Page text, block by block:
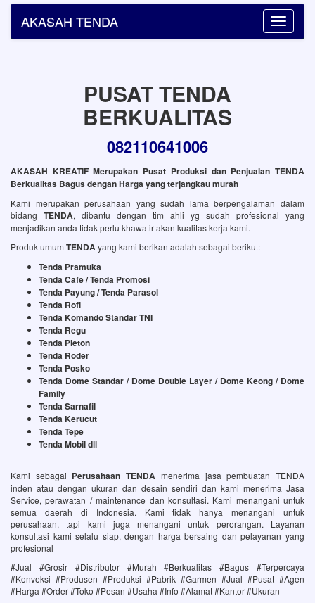
Toggle
AKASAH TENDA
PUSAT TENDA
BERKUALITAS
082110641006
AKASAH KREATIF Merupakan Pusat Produksi dan Penjualan TENDA
Berkualitas Bagus dengan Harga yang terjangkau murah
Kami merupakan perusahaan yang sudah lama berpengalaman dalam
bidang TENDA, dibantu dengan tim ahli yg sudah profesional yang
menjadikan anda tidak perlu khawatir akan kualitas kerja kami.
Produk umum TENDAyang kami berikan adalah sebagai berikut:
Tenda Pramuka
Tenda Cafe / Tenda Promosi
Tenda Payung / Tenda Parasol
Tenda Rofi
Tenda Komando Standar TNI
Tenda Regu
Tenda Pleton
Tenda Roder
Tenda Posko
Tenda Dome Standar / Dome Double Layer / Dome Keong / Dome
Family
Tenda Sarnafil
Tenda Kerucut
Tenda Tepe
Tenda Mobil dll
Kami sebagai Perusahaan TENDA menerima jasa pembuatan TENDA
inden atau dengan ukuran dan desain sendiri dan kami menerima Jasa
Service, perawatan / maintenance dan konsultasi. Kami menangani untuk
semua daerah di Indonesia. Kami tidak hanya menangani untuk
perusahaan, tapi kami juga menangani untuk perorangan. Layanan
konsultasi kami selalu siap, dengan harga bersaing dan pelayanan yang
profesional
#Jual #Grosir #Distributor #Murah #Berkualitas #Bagus #Terpercaya
#Konveksi #Produsen #Produksi #Pabrik #Garmen #Jual #Pusat #Agen
#Harga #Order #Toko #Pesan #Usaha #Info #Alamat #Kantor #Ukuran